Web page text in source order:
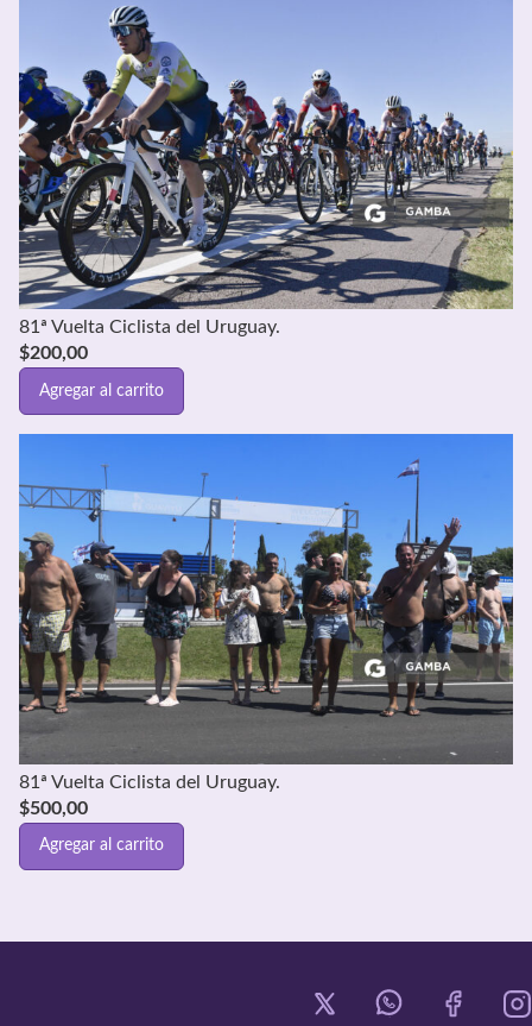
81ª Vuelta Ciclista del Uruguay.
$200,00
Agregar al carrito
81ª Vuelta Ciclista del Uruguay.
$500,00
Agregar al carrito